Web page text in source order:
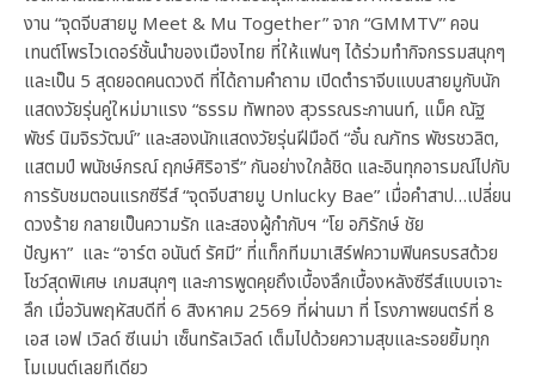
งาน “จุดจีบสายมู Meet & Mu Together” จาก “GMMTV” คอน
เทนต์โพรไวเดอร์ชั้นนำของเมืองไทย ที่ให้แฟนๆ ได้ร่วมทำกิจกรรมสนุกๆ
และเป็น 5 สุดยอดคนดวงดี ที่ได้ถามคำถาม เปิดตำราจีบแบบสายมูกับนัก
แสดงวัยรุ่นคู่ใหม่มาแรง “ธรรม ทัพทอง สุวรรณระกานนท์, แม็ค ณัฐ
พัชร์ นิมจิรวัฒน์” และสองนักแสดงวัยรุ่นฝีมือดี “อั๋น ณภัทร พัชรชวลิต,
แสตมป์ พนัชษ์กรณ์ ฤกษ์ศิริอารี” กันอย่างใกล้ชิด และอินทุกอารมณ์ไปกับ
การรับชมตอนแรกซีรีส์ “จุดจีบสายมู Unlucky Bae” เมื่อคำสาป…เปลี่ยน
ดวงร้าย กลายเป็นความรัก และสองผู้กำกับฯ “โย อภิรักษ์ ชัย
ปัญหา” และ “อาร์ต อนันต์ รัศมี” ที่แท็กทีมมาเสิร์ฟความฟินครบรสด้วย
โชว์สุดพิเศษ เกมสนุกๆ และการพูดคุยถึงเบื้องลึกเบื้องหลังซีรีส์แบบเจาะ
ลึก เมื่อวันพฤหัสบดีที่ 6 สิงหาคม 2569 ที่ผ่านมา ที่ โรงภาพยนตร์ที่ 8
เอส เอฟ เวิลด์ ซีเนม่า เซ็นทรัลเวิลด์ เต็มไปด้วยความสุขและรอยยิ้มทุก
โมเมนต์เลยทีเดียว